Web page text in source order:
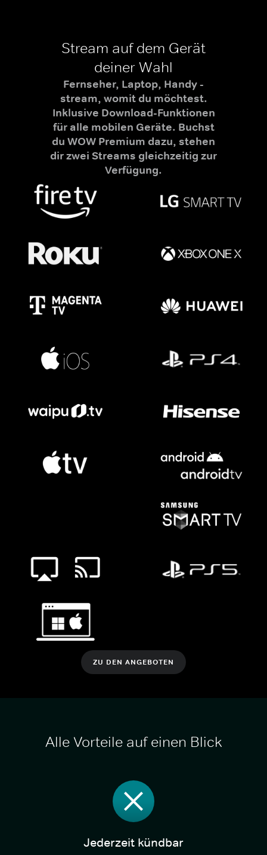
Stream auf dem Gerät
deiner Wahl
Fernseher, Laptop, Handy -
stream, womit du möchtest.
Inklusive Download-Funktionen
für alle mobilen Geräte. Buchst
du WOW Premium dazu, stehen
dir zwei Streams gleichzeitig zur
Verfügung.
ZU DEN ANGEBOTEN
Alle Vorteile auf einen Blick
Jederzeit kündbar